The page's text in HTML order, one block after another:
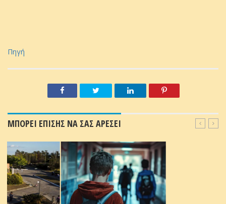
Πηγή
ΜΠΟΡΕΙ ΕΠΙΣΗΣ ΝΑ ΣΑΣ ΑΡΕΣΕΙ